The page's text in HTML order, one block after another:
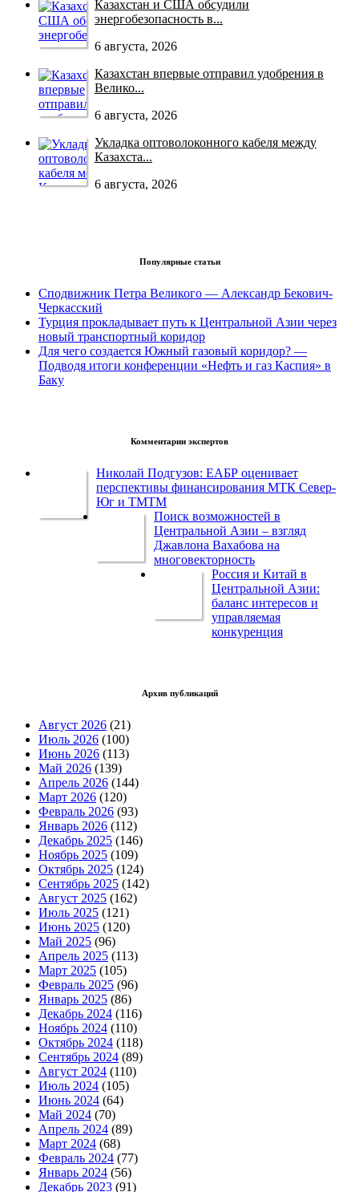
Казахстан и США обсудили
энергобезопасность в...
6 августа, 2026
Казахстан впервые отправил удобрения в
Велико...
6 августа, 2026
Укладка оптоволоконного кабеля между
Казахста...
6 августа, 2026
Популярные статьи
Сподвижник Петра Великого — Александр Бекович-
Черкасский
Турция прокладывает путь к Центральной Азии через
новый транспортный коридор
Для чего создается Южный газовый коридор? —
Подводя итоги конференции «Нефть и газ Каспия» в
Баку
Комментарии экспертов
Николай Подгузов: ЕАБР оценивает
перспективы финансирования МТК Север-
Юг и ТМТМ
Поиск возможностей в
Центральной Азии – взгляд
Джавлона Вахабова на
многовекторность
Россия и Китай в
Центральной Азии:
баланс интересов и
управляемая
конкуренция
Архив публикаций
Август 2026 (21)
Июль 2026 (100)
Июнь 2026 (113)
Май 2026 (139)
Апрель 2026 (144)
Март 2026 (120)
Февраль 2026 (93)
Январь 2026 (112)
Декабрь 2025 (146)
Ноябрь 2025 (109)
Октябрь 2025 (124)
Сентябрь 2025 (142)
Август 2025 (162)
Июль 2025 (121)
Июнь 2025 (120)
Май 2025 (96)
Апрель 2025 (113)
Март 2025 (105)
Февраль 2025 (96)
Январь 2025 (86)
Декабрь 2024 (116)
Ноябрь 2024 (110)
Октябрь 2024 (118)
Сентябрь 2024 (89)
Август 2024 (110)
Июль 2024 (105)
Июнь 2024 (64)
Май 2024 (70)
Апрель 2024 (89)
Март 2024 (68)
Февраль 2024 (77)
Январь 2024 (56)
Декабрь 2023 (91)